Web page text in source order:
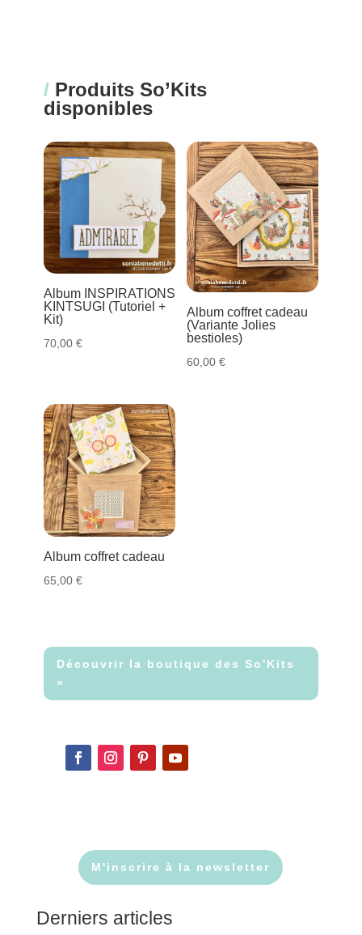
/ Produits So’Kits
disponibles
Album INSPIRATIONS
KINTSUGI (Tutoriel +
Kit)
70,00 €
Album coffret cadeau
(Variante Jolies
bestioles)
60,00 €
Album coffret cadeau
65,00 €
Découvrir la boutique des So'Kits
»
M'inscrire à la newsletter
Derniers articles